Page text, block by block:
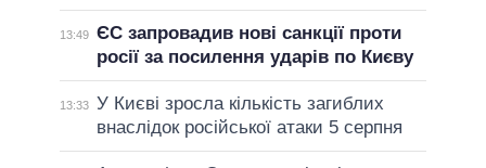
13:49 ЄС запровадив нові санкції проти
росії за посилення ударів по Києву
13:33 У Києві зросла кількість загиблих
внаслідок російської атаки 5 серпня